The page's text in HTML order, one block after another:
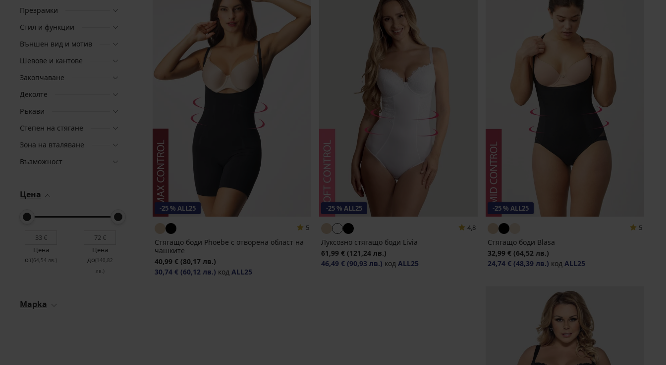
Презрамки
Стил и функции
Външен вид и мотив
Шевове и кантове
Закопчаване
Деколте
Ръкави
Степен на стягане
Зона на вталяване
Възможност
Цена
Цена
от(64,54 лв.)
Цена
до(140,82
лв.)
Mapka
-25 % ALL25
5
Стягащо боди Phoebe с отворена област на
чашките
40,99 € (80,17 лв.)
30,74 € (60,12 лв.) код ALL25
-25 % ALL25
4,8
Луксозно стягащо боди Livia
61,99 € (121,24 лв.)
46,49 € (90,93 лв.) код ALL25
-25 % ALL25
5
Стягащо боди Blasa
32,99 € (64,52 лв.)
24,74 € (48,39 лв.) код ALL25